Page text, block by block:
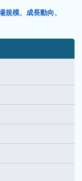
規模、成長動向、